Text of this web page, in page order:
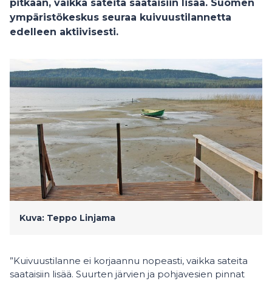
pitkään, vaikka sateita saataisiin lisää. Suomen
ympäristökeskus seuraa kuivuustilannetta
edelleen aktiivisesti.
Kuva: Teppo Linjama
”Kuivuustilanne ei korjaannu nopeasti, vaikka sateita
saataisiin lisää. Suurten järvien ja pohjavesien pinnat